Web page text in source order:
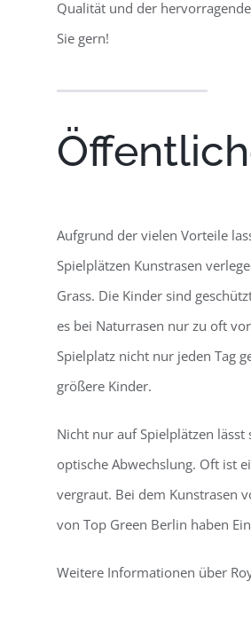
Qualität und der
Sie gern!
Aufgrund der vielen Vorteile
Spielplätzen Kunstrasen
Grass. Die Kinder sind
es bei Naturrasen nur zu oft
Spielplatz nicht nur jeden Tag
größere Kinder.
Nicht nur auf Spielplätzen
optische Abwechslung. Oft ist
vergraut. Bei dem Kunstrasen
von Top Green Berlin haben
Weitere Informationen über